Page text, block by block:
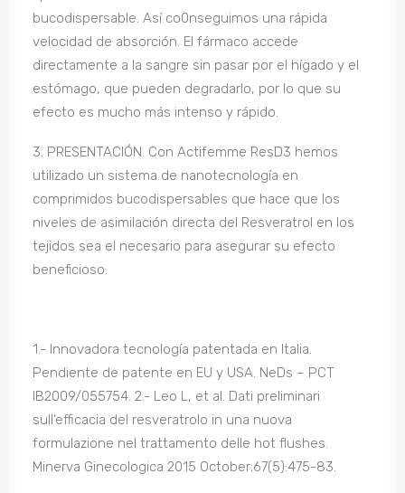
bucodispersable. Así co0nseguimos una rápida
velocidad de absorción. El fármaco accede
directamente a la sangre sin pasar por el hígado y el
estómago, que pueden degradarlo, por lo que su
efecto es mucho más intenso y rápido.
3. PRESENTACIÓN. Con Actifemme ResD3 hemos
utilizado un sistema de nanotecnología en
comprimidos bucodispersables que hace que los
niveles de asimilación directa del Resveratrol en los
tejidos sea el necesario para asegurar su efecto
beneficioso.
1.- Innovadora tecnología patentada en Italia.
Pendiente de patente en EU y USA. NeDs – PCT
IB2009/055754. 2.- Leo L, et al. Dati preliminari
sull’efficacia del resveratrolo in una nuova
formulazione nel trattamento delle hot flushes.
Minerva Ginecologica 2015 October;67(5):475-83.